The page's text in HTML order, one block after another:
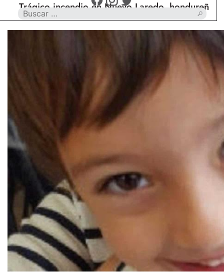
incendio en Nuevo Laredo, hondureño muere